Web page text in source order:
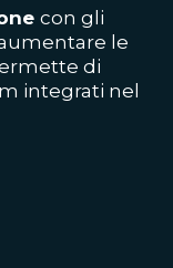
con gli
le
di
integrati nel